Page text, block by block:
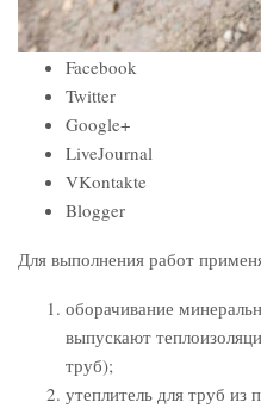
Facebook
Twitter
Google+
LiveJournal
VKontakte
Blogger
Для выполнения работ
оборачивание
выпускают
труб);
утеплитель для труб из